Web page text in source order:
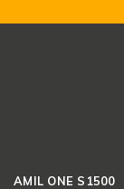
AMIL ONE S1500